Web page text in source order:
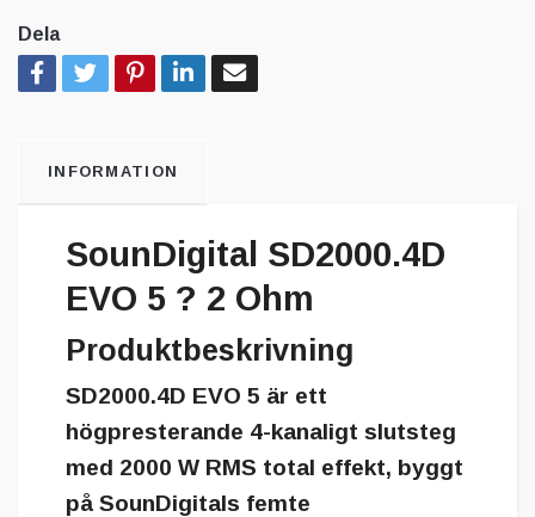
Dela
INFORMATION
SounDigital SD2000.4D
EVO 5 ? 2 Ohm
Produktbeskrivning
SD2000.4D EVO 5 är ett
högpresterande 4-kanaligt slutsteg
med 2000 W RMS total effekt, byggt
på SounDigitals femte